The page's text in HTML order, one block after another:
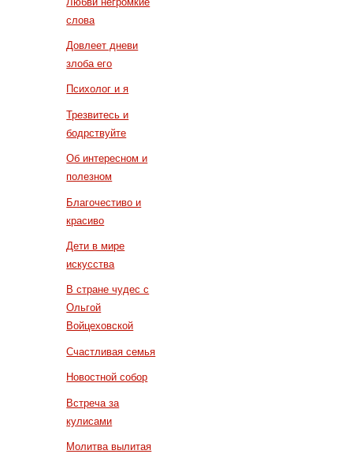
слова
Довлеет дневи
злоба его
Психолог и я
Трезвитесь и
бодрствуйте
Об интересном и
полезном
Благочестиво и
красиво
Дети в мире
искусства
В стране чудес с
Ольгой
Войцеховской
Счастливая семья
Новостной собор
Встреча за
кулисами
Молитва вылитая